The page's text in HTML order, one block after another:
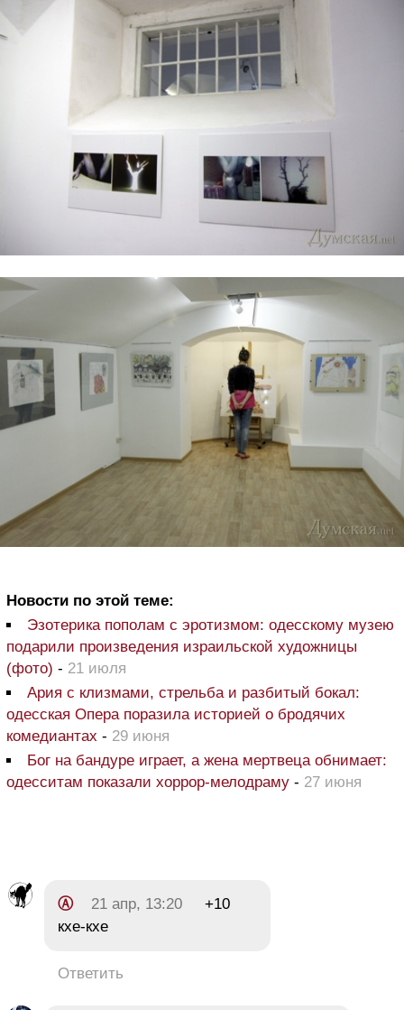
Новости по этой теме:
Эзотерика пополам с эротизмом: одесскому музею
подарили произведения израильской художницы
(фото) - 21 июля
Ария с клизмами, стрельба и разбитый бокал:
одесская Опера поразила историей о бродячих
комедиантах - 29 июня
Бог на бандуре играет, а жена мертвеца обнимает:
одесситам показали хоррор-мелодраму - 27 июня
Ⓐ 21 апр, 13:20
+10
кхе-кхе
Ответить